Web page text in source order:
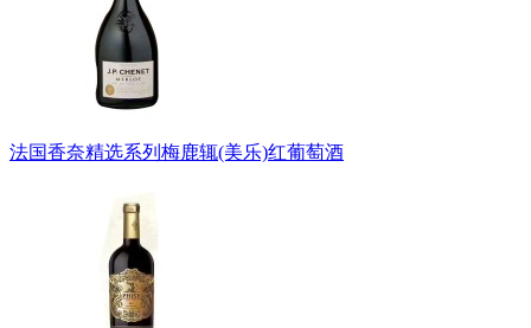
法国香奈精选系列梅鹿辄(美乐)红葡萄酒